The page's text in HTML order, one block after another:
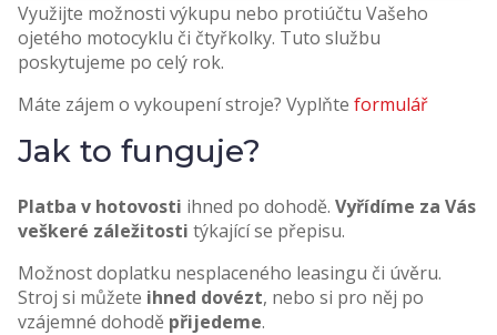
Využijte možnosti výkupu nebo protiúčtu Vašeho
ojetého motocyklu či čtyřkolky. Tuto službu
poskytujeme po celý rok.
Máte zájem o vykoupení stroje? Vyplňte formulář
Jak to funguje?
Platba v hotovosti ihned po dohodě. Vyřídíme za Vás
veškeré záležitosti týkající se přepisu.
Možnost doplatku nesplaceného leasingu či úvěru.
Stroj si můžete ihned dovézt, nebo si pro něj po
vzájemné dohodě přijedeme.